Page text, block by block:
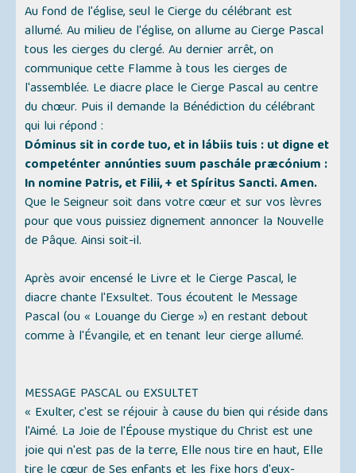
Au fond de l'église, seul le Cierge du célébrant est
allumé. Au milieu de l'église, on allume au Cierge Pascal
tous les cierges du clergé. Au dernier arrêt, on
communique cette Flamme à tous les cierges de
l'assemblée. Le diacre place le Cierge Pascal au centre
du chœur. Puis il demande la Bénédiction du célébrant
qui lui répond :
Dóminus sit in corde tuo, et in lábiis tuis : ut digne et
competénter annúnties suum paschále præcónium :
In nomine Patris, et Filii, + et Spíritus Sancti. Amen.
Que le Seigneur soit dans votre cœur et sur vos lèvres
pour que vous puissiez dignement annoncer la Nouvelle
de Pâque. Ainsi soit-il.
Après avoir encensé le Livre et le Cierge Pascal, le
diacre chante l'Exsultet. Tous écoutent le Message
Pascal (ou « Louange du Cierge ») en restant debout
comme à l'Évangile, et en tenant leur cierge allumé.
MESSAGE PASCAL ou EXSULTET
« Exulter, c'est se réjouir à cause du bien qui réside dans
l'Aimé. La Joie de l'Épouse mystique du Christ est une
joie qui n'est pas de la terre, Elle nous tire en haut, Elle